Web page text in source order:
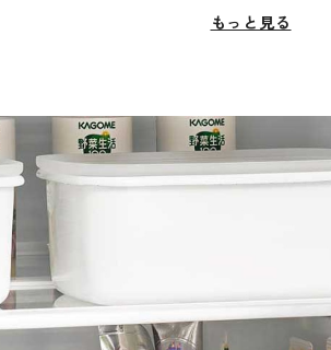
もっと見る